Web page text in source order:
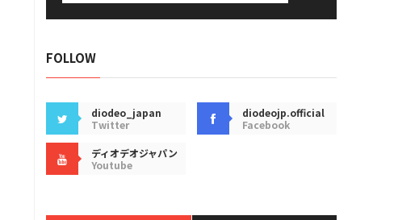
FOLLOW
diodeo_japan
Twitter
diodeojp.official
Facebook
ディオデオジャパン
Youtube